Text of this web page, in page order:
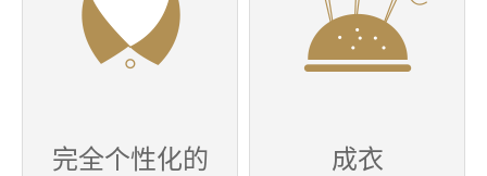
完全个性化的
成衣